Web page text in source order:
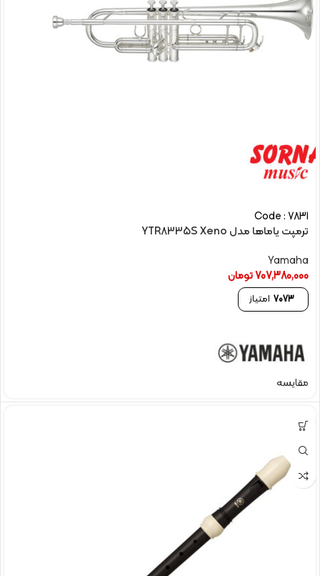
Code : 7831
ترمپت یاماها مدل YTR8335S Xeno
Yamaha
707,380,000تومان
7073 امتیاز
مقایسه